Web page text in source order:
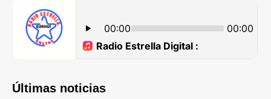
Últimas noticias